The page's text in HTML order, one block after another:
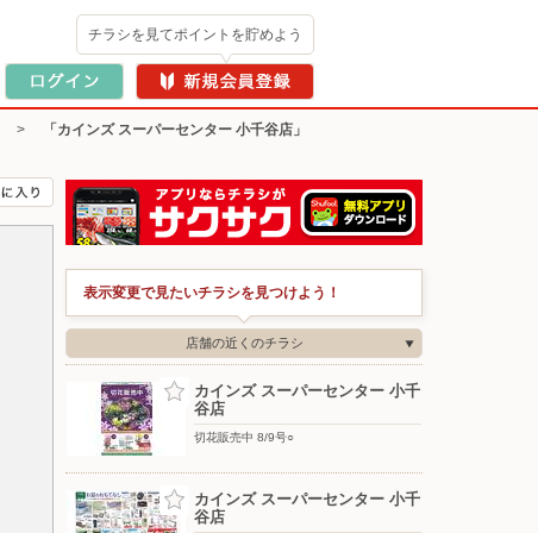
チラシを見てポイントを貯めよう
>
「カインズ スーパーセンター 小千谷店」
表示変更で見たいチラシを見つけよう！
店舗の近くのチラシ
カインズ スーパーセンター 小千
谷店
切花販売中 8/9号○
カインズ スーパーセンター 小千
谷店